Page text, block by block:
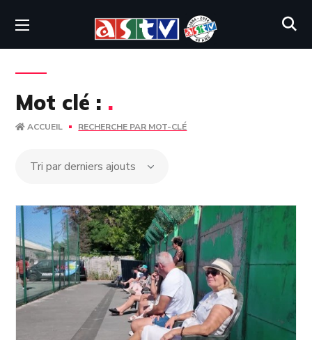
Mot clé : .
ACCUEIL RECHERCHE PAR MOT-CLÉ